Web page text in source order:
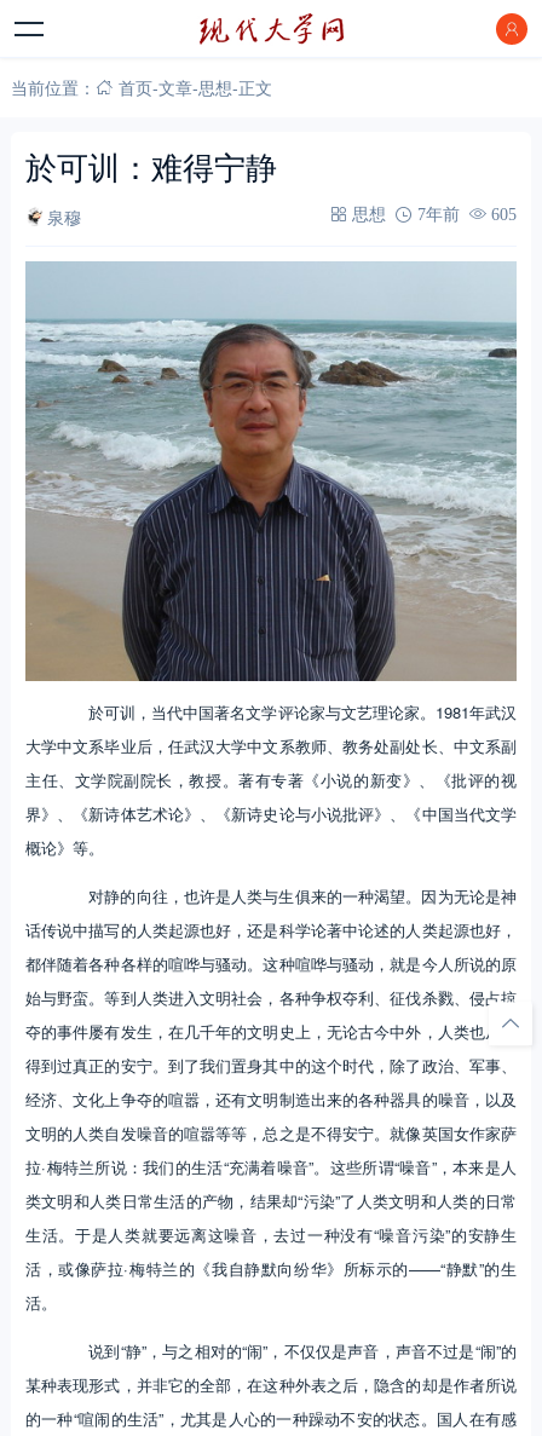
当前位置： 首页-文章-思想-正文
於可训：难得宁静
泉穆 思想 7年前 605
於可训，当代中国著名文学评论家与文艺理论家。1981年武汉
大学中文系毕业后，任武汉大学中文系教师、教务处副处长、中文系副
主任、文学院副院长，教授。著有专著《小说的新变》、《批评的视
界》、《新诗体艺术论》、《新诗史论与小说批评》、《中国当代文学
概论》等。
对静的向往，也许是人类与生俱来的一种渴望。因为无论是神
话传说中描写的人类起源也好，还是科学论著中论述的人类起源也好，
都伴随着各种各样的喧哗与骚动。这种喧哗与骚动，就是今人所说的原
始与野蛮。等到人类进入文明社会，各种争权夺利、征伐杀戮、侵占掠
夺的事件屡有发生，在几千年的文明史上，无论古今中外，人类也从未
得到过真正的安宁。到了我们置身其中的这个时代，除了政治、军事、
经济、文化上争夺的喧嚣，还有文明制造出来的各种器具的噪音，以及
文明的人类自发噪音的喧嚣等等，总之是不得安宁。就像英国女作家萨
拉·梅特兰所说：我们的生活“充满着噪音”。这些所谓“噪音”，本来是人
类文明和人类日常生活的产物，结果却“污染”了人类文明和人类的日常
生活。于是人类就要远离这噪音，去过一种没有“噪音污染”的安静生
活，或像萨拉·梅特兰的《我自静默向纷华》所标示的——“静默”的生
活。
说到“静”，与之相对的“闹”，不仅仅是声音，声音不过是“闹”的
某种表现形式，并非它的全部，在这种外表之后，隐含的却是作者所说
的一种“喧闹的生活”，尤其是人心的一种躁动不安的状态。国人在有感